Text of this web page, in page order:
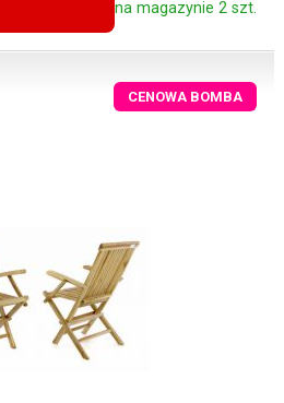
na magazynie 2 szt.
CENOWA BOMBA